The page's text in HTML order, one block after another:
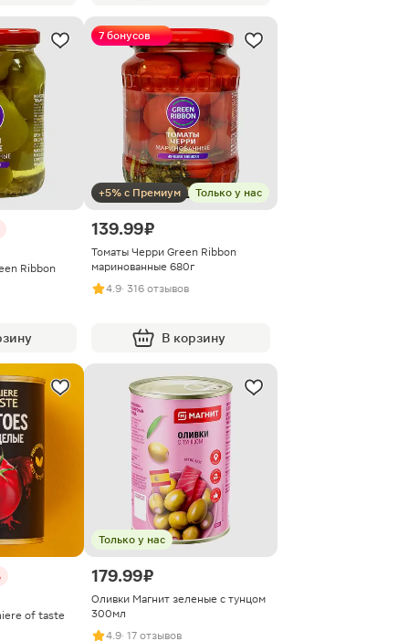
Ribbon
7 бонусов
+5% с Премиум Только у нас
139.99 ₽
Томаты Черри Green Ribbon
маринованные 680г
4.9· 316 отзывов
В корзину
of taste
Только у нас
179.99 ₽
Оливки Магнит зеленые с тунцом
300мл
4.9· 17 отзывов